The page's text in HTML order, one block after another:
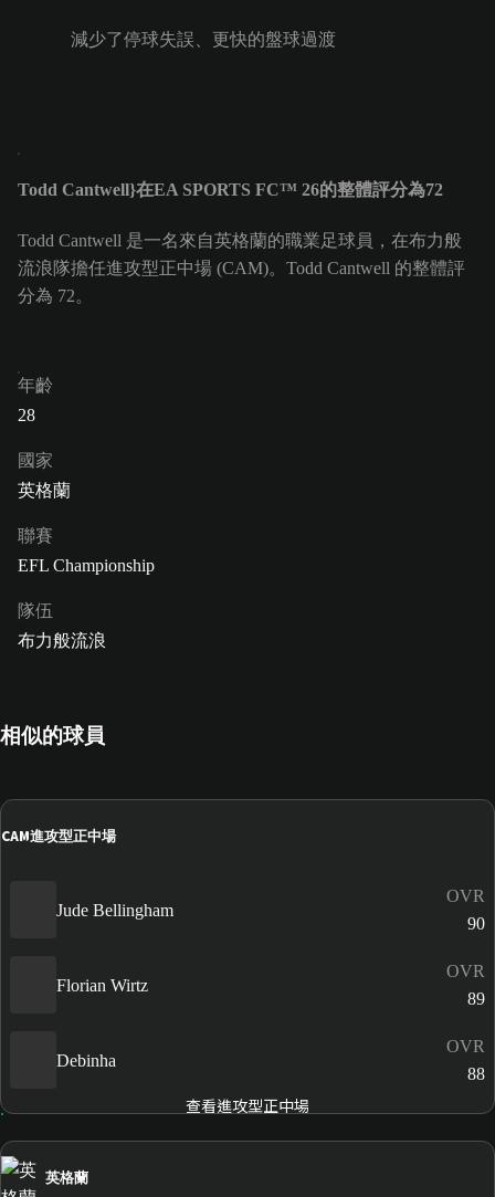
減少了停球失誤、更快的盤球過渡
Todd Cantwell}在EA SPORTS FC™ 26的整體評分為72
Todd Cantwell 是一名來自英格蘭的職業足球員，在布力般
流浪隊擔任進攻型正中場 (CAM)。Todd Cantwell 的整體評
分為 72。
年齡
28
國家
英格蘭
聯賽
EFL Championship
隊伍
布力般流浪
相似的球員
CAM進攻型正中場
Jude Bellingham
OVR
90
Florian Wirtz
OVR
89
Debinha
OVR
88
查看進攻型正中場
英格蘭